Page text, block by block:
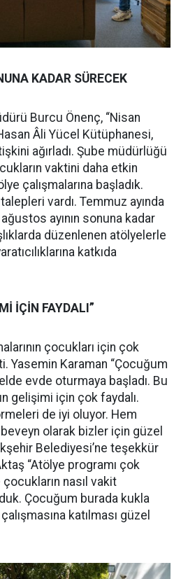
KADAR SÜRECEK
Burcu Önenç, “Nisan
Âli Yücel Kütüphanesi,
ağırladı. Şube müdürlüğü
vaktini daha etkin
çalışmalarına başladık.
vardı. Temmuz ayında
ayının sonuna kadar
düzenlenen atölyelerle
katkıda
İÇİN FAYDALI”
çocukları için çok
Yasemin Karaman “Çocuğum
evde oturmaya başladı. Bu
gelişimi için çok faydalı.
de iyi oluyor. Hem
olarak bizler için güzel
Belediyesi’ne teşekkür
“Atölye programı çok
nasıl vakit
Çocuğum burada kukla
katılması güzel